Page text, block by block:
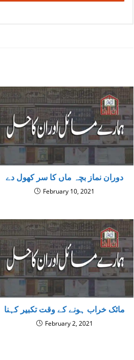
دوران نماز بچہ ماں کا سر کھول دے
February 10, 2021
مائک خراب ہونے کے وقت تکبیر کہنا
February 2, 2021